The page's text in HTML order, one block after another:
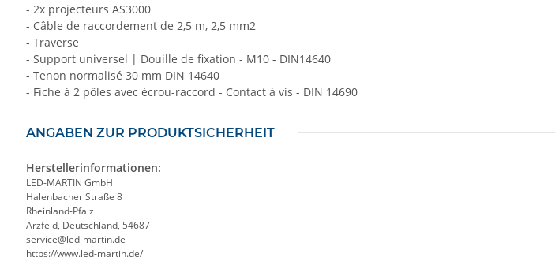
- 2x projecteurs AS3000
- Câble de raccordement de 2,5 m, 2,5 mm2
- Traverse
- Support universel | Douille de fixation - M10 - DIN14640
- Tenon normalisé 30 mm DIN 14640
- Fiche à 2 pôles avec écrou-raccord - Contact à vis - DIN 14690
ANGABEN ZUR PRODUKTSICHERHEIT
Herstellerinformationen:
LED-MARTIN GmbH
Halenbacher Straße 8
Rheinland-Pfalz
Arzfeld, Deutschland, 54687
service@led-martin.de
https://www.led-martin.de/